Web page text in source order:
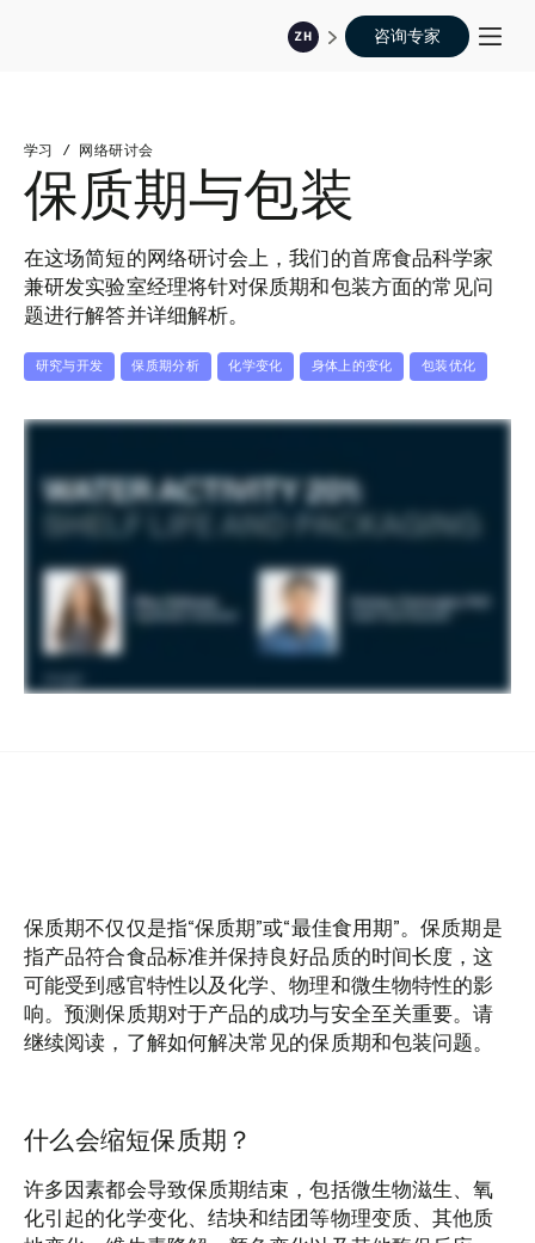
ZH 咨询专家
学习 / 网络研讨会
保质期与包装
在这场简短的网络研讨会上，我们的首席食品科学家
兼研发实验室经理将针对保质期和包装方面的常见问
题进行解答并详细解析。
研究与开发 保质期分析 化学变化 身体上的变化 包装优化
保质期不仅仅是指“保质期”或“最佳食用期”。保质期是
指产品符合食品标准并保持良好品质的时间长度，这
可能受到感官特性以及化学、物理和微生物特性的影
响。预测保质期对于产品的成功与安全至关重要。请
继续阅读，了解如何解决常见的保质期和包装问题。
什么会缩短保质期？
许多因素都会导致保质期结束，包括微生物滋生、氧
化引起的化学变化、结块和结团等物理变质、其他质